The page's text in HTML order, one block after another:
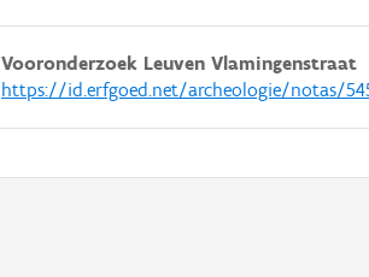
Vooronderzoek Leuven Vlamingenstraat
https://id.erfgoed.net/archeologie/notas/